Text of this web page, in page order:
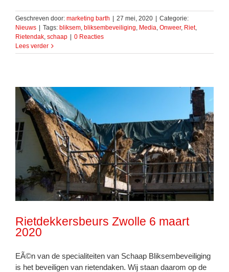
Geschreven door: marketing barth | 27 mei, 2020 | Categorie:
Nieuws | Tags: bliksem bliksembeveiliging Media Onweer, Riet,
Rietendak schaap | 0 Reacties
Lees verder
Rietdekkersbeurs Zwolle 6 maart
2020
EÃ©n van de specialiteiten van Schaap Bliksembeveiliging
is het beveiligen van rietendaken. Wij staan daarom op de